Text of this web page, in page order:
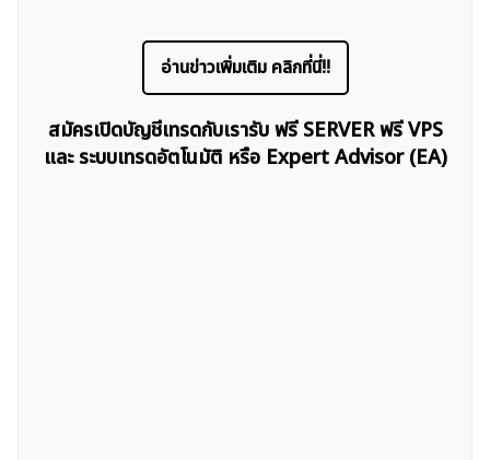
อ่านข่าวเพิ่มเติม คลิกที่นี่!!
สมัครเปิดบัญชีเทรดกับเรารับ ฟรี SERVER ฟรี VPS
และ ระบบเทรดอัตโนมัติ หรือ Expert Advisor (EA)